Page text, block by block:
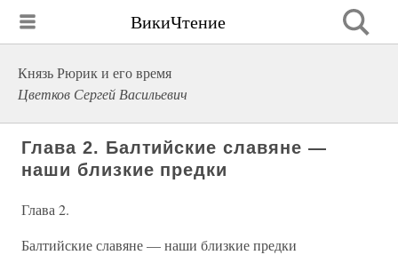
ВикиЧтение
Князь Рюрик и его время
Цветков Сергей Васильевич
Глава 2. Балтийские славяне —
наши близкие предки
Глава 2.
Балтийские славяне — наши близкие предки